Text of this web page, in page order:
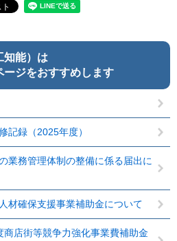
知能）は
ージをおすすめします
記録（2025年度）
業務管理体制の整備に係る届出に
材確保支援事業補助金について
商店街等競争力強化事業費補助金